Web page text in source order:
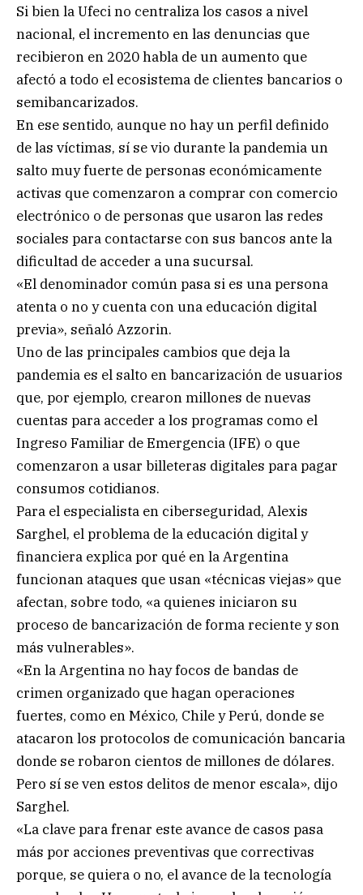
Si bien la Ufeci no centraliza los casos a nivel
nacional, el incremento en las denuncias que
recibieron en 2020 habla de un aumento que
afectó a todo el ecosistema de clientes bancarios o
semibancarizados.
En ese sentido, aunque no hay un perfil definido
de las víctimas, sí se vio durante la pandemia un
salto muy fuerte de personas económicamente
activas que comenzaron a comprar con comercio
electrónico o de personas que usaron las redes
sociales para contactarse con sus bancos ante la
dificultad de acceder a una sucursal.
«El denominador común pasa si es una persona
atenta o no y cuenta con una educación digital
previa», señaló Azzorin.
Uno de las principales cambios que deja la
pandemia es el salto en bancarización de usuarios
que, por ejemplo, crearon millones de nuevas
cuentas para acceder a los programas como el
Ingreso Familiar de Emergencia (IFE) o que
comenzaron a usar billeteras digitales para pagar
consumos cotidianos.
Para el especialista en ciberseguridad, Alexis
Sarghel, el problema de la educación digital y
financiera explica por qué en la Argentina
funcionan ataques que usan «técnicas viejas» que
afectan, sobre todo, «a quienes iniciaron su
proceso de bancarización de forma reciente y son
más vulnerables».
«En la Argentina no hay focos de bandas de
crimen organizado que hagan operaciones
fuertes, como en México, Chile y Perú, donde se
atacaron los protocolos de comunicación bancaria
donde se robaron cientos de millones de dólares.
Pero sí se ven estos delitos de menor escala», dijo
Sarghel.
«La clave para frenar este avance de casos pasa
más por acciones preventivas que correctivas
porque, se quiera o no, el avance de la tecnología